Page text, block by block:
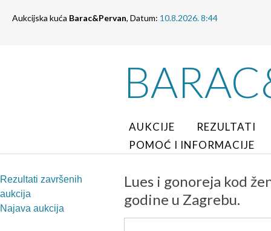
Aukcijska kuća Barac&Pervan, Datum: 10.8.2026. 8:44
AUKCIJE
REZULTATI
POMOĆ I INFORMACIJE
Rezultati završenih
aukcija
Najava aukcija
Lues i gonoreja kod
godine u Zagrebu.